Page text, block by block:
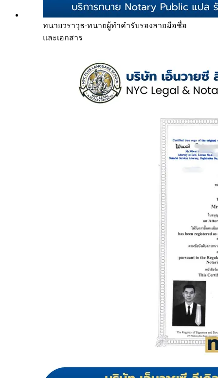
ทนายวราวุธ·ทนายผู้ทำคำรับรองลายมือชื่อ
และเอกสาร